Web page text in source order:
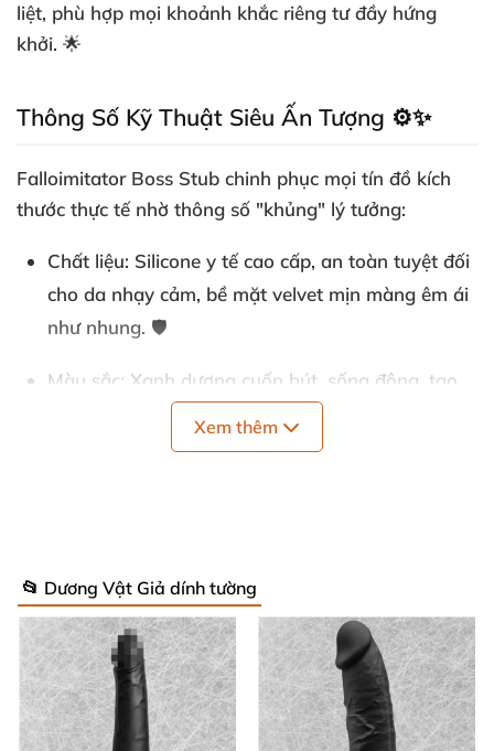
liệt, phù hợp mọi khoảnh khắc riêng tư đầy hứng
khởi. 🌟
Thông Số Kỹ Thuật Siêu Ấn Tượng ⚙️✨
Falloimitator Boss Stub chinh phục mọi tín đồ kích
thước thực tế nhờ thông số "khủng" lý tưởng:
Chất liệu: Silicone y tế cao cấp, an toàn tuyệt đối
cho da nhạy cảm, bề mặt velvet mịn màng êm ái
như nhung. 🛡️
Màu sắc: Xanh dương cuốn hút, sống động, tạo
sức hút khó cưỡng. 💙
thích chính xác, mang lại cực khoái nhanh chóng.
🚀
Đường kính: 4.1 cm – Mạnh mẽ, đầy đặn, lấp đầy
hoàn hảo tạo cảm giác thỏa mãn. 💪
Xem thêm
📂 Dương Vật Giả dính tường